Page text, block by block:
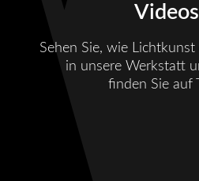
Sehen Sie, wie
in unsere Werkstatt
finden Sie auf